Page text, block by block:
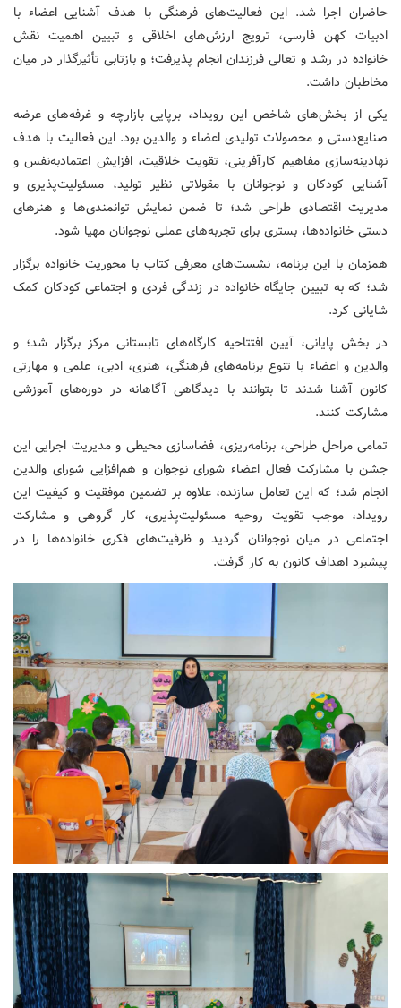
حاضران اجرا شد. این فعالیت‌های فرهنگی با هدف آشنایی اعضاء با
ادبیات کهن فارسی، ترویج ارزش‌های اخلاقی و تبیین اهمیت نقش
خانواده در رشد و تعالی فرزندان انجام پذیرفت؛ و بازتابی تأثیرگذار در میان
مخاطبان داشت.
یکی از بخش‌های شاخص این رویداد، برپایی بازارچه و غرفه‌های عرضه
صنایع‌دستی و محصولات تولیدی اعضاء و والدین بود. این فعالیت با هدف
نهادینه‌سازی مفاهیم کارآفرینی، تقویت خلاقیت، افزایش اعتمادبه‌نفس و
آشنایی کودکان و نوجوانان با مقولاتی نظیر تولید، مسئولیت‌پذیری و
مدیریت اقتصادی طراحی شد؛ تا ضمن نمایش توانمندی‌ها و هنرهای
دستی خانواده‌ها، بستری برای تجربه‌های عملی نوجوانان مهیا شود.
همزمان با این برنامه، نشست‌های معرفی کتاب با محوریت خانواده برگزار
شد؛ که به تبیین جایگاه خانواده در زندگی فردی و اجتماعی کودکان کمک
شایانی کرد.
در بخش پایانی، آیین افتتاحیه کارگاه‌های تابستانی مرکز برگزار شد؛ و
والدین و اعضاء با تنوع برنامه‌های فرهنگی، هنری، ادبی، علمی و مهارتی
کانون آشنا شدند تا بتوانند با دیدگاهی آگاهانه در دوره‌های آموزشی
مشارکت کنند.
تمامی مراحل طراحی، برنامه‌ریزی، فضاسازی محیطی و مدیریت اجرایی این
جشن با مشارکت فعال اعضاء شورای نوجوان و هم‌افزایی شورای والدین
انجام شد؛ که این تعامل سازنده، علاوه بر تضمین موفقیت و کیفیت این
رویداد، موجب تقویت روحیه مسئولیت‌پذیری، کار گروهی و مشارکت
اجتماعی در میان نوجوانان گردید و ظرفیت‌های فکری خانواده‌ها را در
پیشبرد اهداف کانون به کار گرفت.